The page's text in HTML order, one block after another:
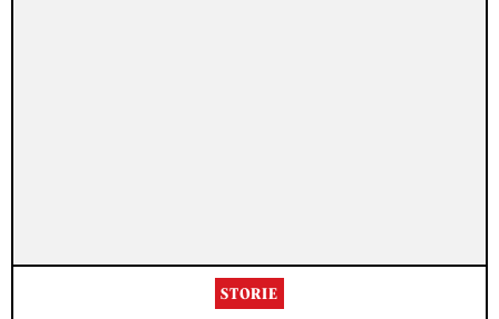
STORIE